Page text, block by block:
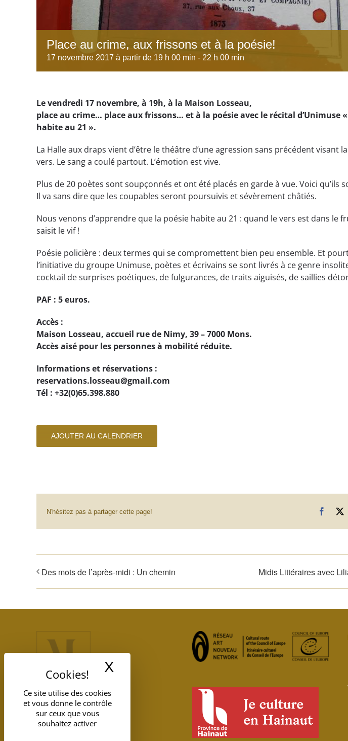
Ce site utilise des cookies
et vous donne le contrôle
sur ceux que vous
souhaitez activer
X Masquer le bandeau des cookies
Place au crime, aux frissons et à la poésie!
17 novembre 2017 à partir de 19 h 00 min - 22 h 00 min
Le vendredi 17 novembre, à 19h, à la Maison Losseau,
place au crime… place aux frissons… et à la poésie avec le récital d’Unimuse
habite au 21 ».
La Halle aux draps vient d’être le théâtre d’une agression sans précédent visant
vers. Le sang a coulé partout. L’émotion est vive.
Plus de 20 poètes sont soupçonnés et ont été placés en garde à vue. Voici qu’ils
Il va sans dire que les coupables seront poursuivis et sévèrement châtiés.
Nous venons d’apprendre que la poésie habite au 21 : quand le vers est dans le
saisit le vif !
Poésie policière : deux termes qui se compromettent bien peu ensemble. Et
l’initiative du groupe Unimuse, poètes et écrivains se sont livrés à ce genre
cocktail de surprises poétiques, de fulgurances, de traits aiguisés, de saillies
PAF : 5 euros.
Accès :
Maison Losseau, accueil rue de Nimy, 39 – 7000 Mons.
Accès aisé pour les personnes à mobilité réduite.
Informations et réservations :
reservations.losseau@gmail.com
Tél : +32(0)65.398.880
AJOUTER AU CALENDRIER
N'hésitez pas à partager cette page!
Des mots de l’après-midi : Un chemin Midis Littéraires avec